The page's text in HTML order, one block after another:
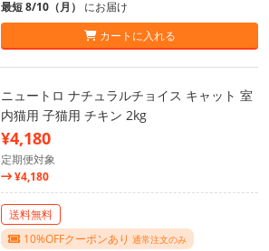
最短 8/10（月） にお届け
カートに入れる
ニュートロ ナチュラルチョイス キャット 室
内猫用 子猫用 チキン 2kg
¥4,180
定期便対象
¥4,180
送料無料
10%OFFクーポンあり 通常注文のみ